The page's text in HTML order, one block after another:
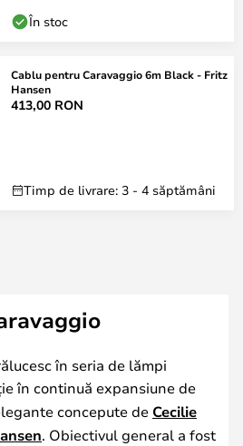
În stoc
Cablu pentru Caravaggio 6m Black - Fritz
Hansen
413,00 RON
Timp de livrare: 3 - 4 săptămâni
în seria de lămpi
în continuă expansiune de
concepute de Cecilie
. Obiectivul general a fost